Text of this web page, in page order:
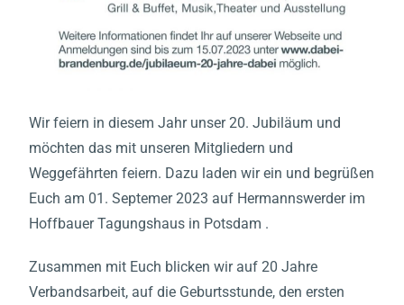
Wir feiern in diesem Jahr unser 20. Jubiläum und
möchten das mit unseren Mitgliedern und
Weggefährten feiern. Dazu laden wir ein und begrüßen
Euch am 01. Septemer 2023 auf Hermannswerder im
Hoffbauer Tagungshaus in Potsdam .
Zusammen mit Euch blicken wir auf 20 Jahre
Verbandsarbeit, auf die Geburtsstunde, den ersten